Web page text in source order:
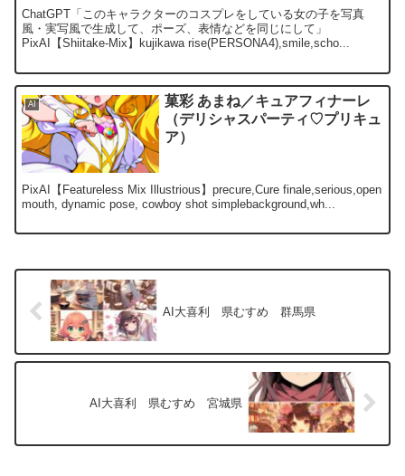
ChatGPT「このキャラクターのコスプレをしている女の子を写真
風・実写風で生成して、ポーズ、表情などを同じにして」
PixAI【Shiitake-Mix】kujikawa rise(PERSONA4),smile,scho...
AI
菓彩 あまね／キュアフィナーレ
（デリシャスパーティ♡プリキュ
ア）
PixAI【Featureless Mix Illustrious】precure,Cure finale,serious,open
mouth, dynamic pose, cowboy shot simplebackground,wh...
AI大喜利 県むすめ 群馬県
AI大喜利 県むすめ 宮城県